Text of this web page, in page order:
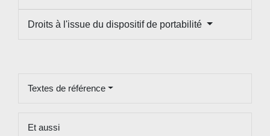
Droits à l'issue du dispositif de portabilité
Textes de référence
Et aussi